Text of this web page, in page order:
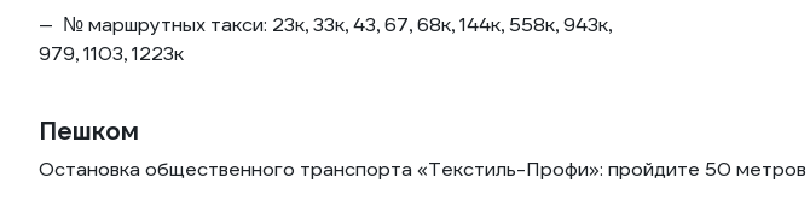
№ маршрутных такси: 23к, 33к, 43, 67, 68к, 144к, 558к, 943к,
979, 1103, 1223к
Пешком
Остановка общественного транспорта «Текстиль-Профи»: пройдите 50